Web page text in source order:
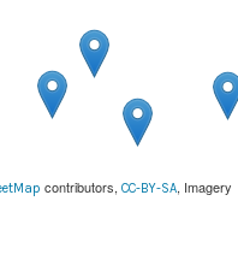
contributors, CC-BY-SA, Imagery